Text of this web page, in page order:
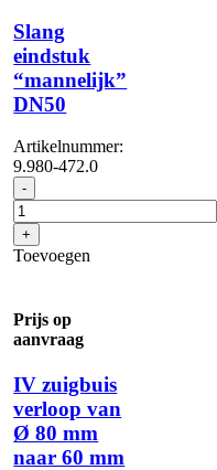
Slang
eindstuk
“mannelijk”
DN50
Artikelnummer:
9.980-472.0
- Slang
eindstuk
"mannelijk"
DN50
aantal
+
Toevoegen
Prijs op
aanvraag
IV zuigbuis
verloop van
Ø 80 mm
naar 60 mm